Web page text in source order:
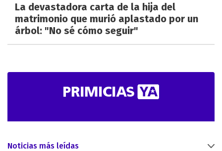
La devastadora carta de la hija del
matrimonio que murió aplastado por un
árbol: "No sé cómo seguir"
Noticias más leídas